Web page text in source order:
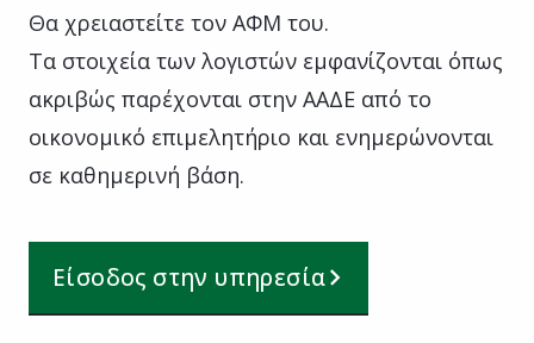
Θα χρειαστείτε τον ΑΦΜ του.
Τα στοιχεία των λογιστών εμφανίζονται όπως
ακριβώς παρέχονται στην ΑΑΔΕ από το
οικονομικό επιμελητήριο και ενημερώνονται
σε καθημερινή βάση.
Είσοδος στην υπηρεσία